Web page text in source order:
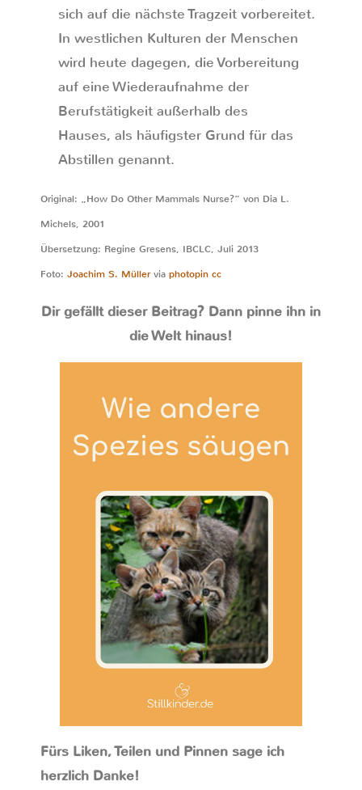
sich auf die nächste Tragzeit vorbereitet.
In westlichen Kulturen der Menschen
wird heute dagegen, die Vorbereitung
auf eine Wiederaufnahme der
Berufstätigkeit außerhalb des
Hauses, als häufigster Grund für das
Abstillen genannt.
Original: „How Do Other Mammals Nurse?“ von Dia L.
Michels, 2001
Übersetzung: Regine Gresens, IBCLC, Juli 2013
Foto: Joachim S. Müllervia photopin cc
Dir gefällt dieser Beitrag? Dann pinne ihn in
die Welt hinaus!
Fürs Liken, Teilen und Pinnen sage ich
herzlich Danke!